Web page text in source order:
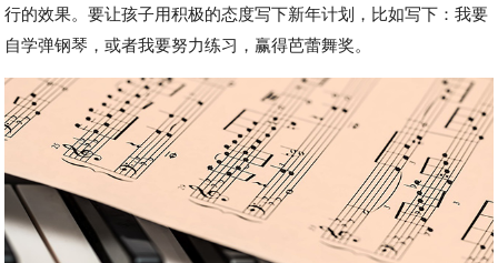
行的效果。要让孩子用积极的态度写下新年计划，比如写下：我要
自学弹钢琴，或者我要努力练习，赢得芭蕾舞奖。